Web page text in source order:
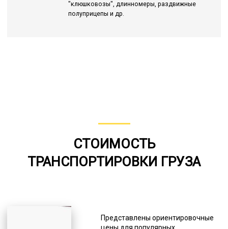
"клюшковозы", длинномеры, раздвижные
полуприцепы и др.
СТОИМОСТЬ
ТРАНСПОРТИРОВКИ ГРУЗА
Представлены ориентировочные
цены для популярных